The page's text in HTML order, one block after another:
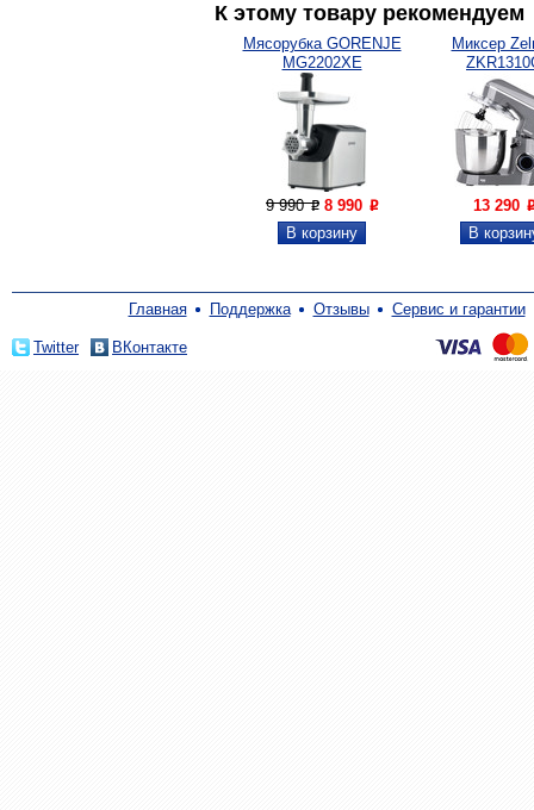
К этому товару рекомендуем
Мясорубка GORENJE
MG2202XE
9 990P 8 990 P
Миксер
13 290 P
Главная Поддержка Отзывы Сервис и гарантии
Twitter ВКонтакте